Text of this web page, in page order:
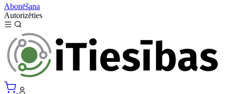
Abonēšana
Autorizēties